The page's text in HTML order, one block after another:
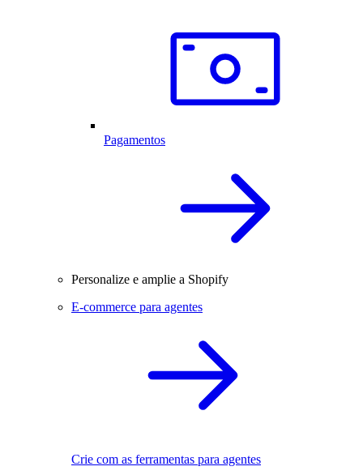
Pagamentos
Personalize e amplie a Shopify
E-commerce para agentes
Crie com as ferramentas para agentes